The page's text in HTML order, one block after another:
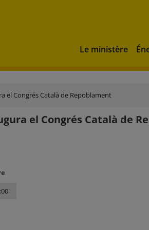
Le ministère
el Congrés Català de Repoblament
el Congrés Català de